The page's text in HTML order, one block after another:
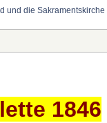
und die Sakramentskirche
1846